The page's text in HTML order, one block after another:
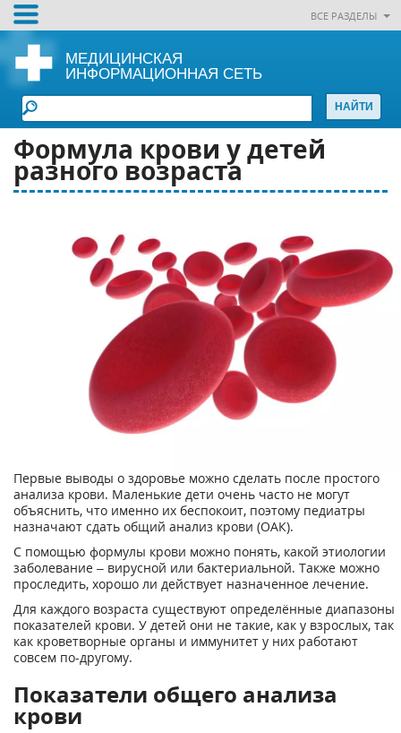
ВСЕ РАЗДЕЛЫ
МЕДИЦИНСКАЯ
ИНФОРМАЦИОННАЯ СЕТЬ
Формула крови у детей
разного возраста
Первые выводы о здоровье можно сделать после простого
анализа крови. Маленькие дети очень часто не могут
объяснить, что именно их беспокоит, поэтому педиатры
назначают сдать общий анализ крови (ОАК).
С помощью формулы крови можно понять, какой этиологии
заболевание – вирусной или бактериальной. Также можно
проследить, хорошо ли действует назначенное лечение.
Для каждого возраста существуют определённые диапазоны
показателей крови. У детей они не такие, как у взрослых, так
как кроветворные органы и иммунитет у них работают
совсем по-другому.
Показатели общего анализа
крови